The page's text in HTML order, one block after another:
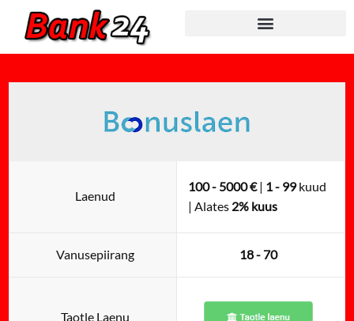
Laenud
100 - 5000 €| 1 - 99kuud
| Alates 2% kuus
Vanusepiirang 18 - 70
Taotle Laenu